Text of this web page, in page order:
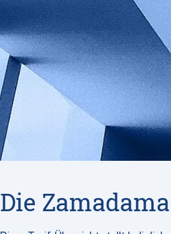
Die